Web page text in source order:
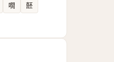
㗴 噽